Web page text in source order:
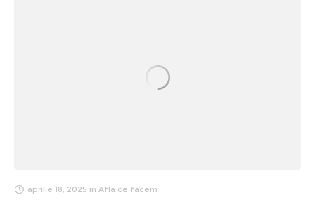
aprilie 18, 2025 in Afla ce facem